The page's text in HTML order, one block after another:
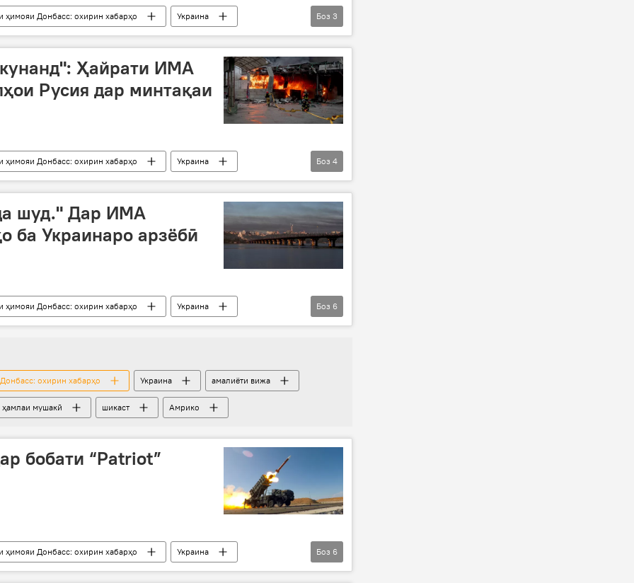
ҳимояи Донбасс: охирин хабарҳо
Украина
захира амалиёти вижа
Боз 3
Ҳайрати ИМА
Русия дар минтақаи
ҳимояи Донбасс: охирин хабарҳо
Украина
Русия ҳалли низоъ
Боз 4
шуд." Дар ИМА
ба Украинаро арзёбӣ
ҳимояи Донбасс: охирин хабарҳо
Украина
ҳамлаи мушакӣ шикаст Русия низоъ
Боз 6
охирин хабарҳо Украина амалиёти вижа
ҳамлаи мушакӣ шикаст Амрико
бобати “Patriot”
ҳимояи Донбасс: охирин хабарҳо
Украина
Ғарб мушак Русия низоъ
Боз 6